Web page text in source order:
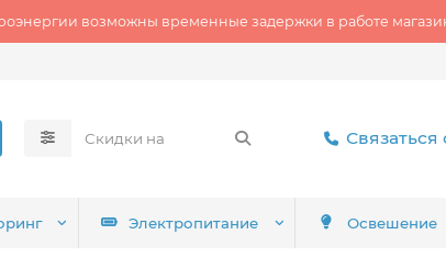
возможны временные задержки в работе
Связаться
Электропитание Освешение